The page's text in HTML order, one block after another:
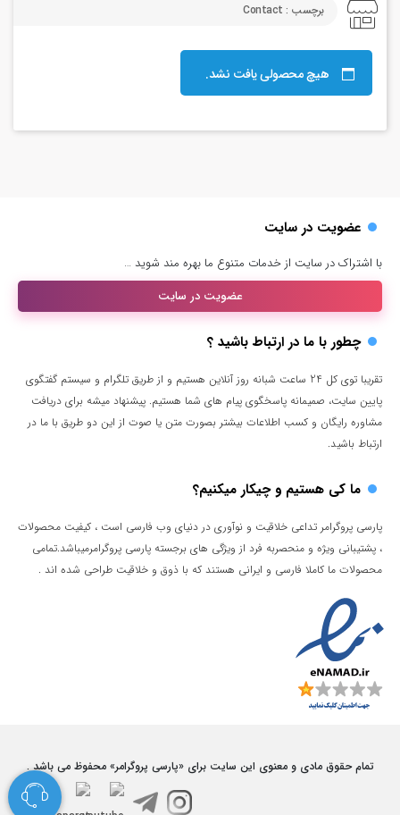
برچسب : Contact
هیچ محصولی یافت نشد.
عضویت در سایت
با اشتراک در سایت از خدمات متنوع ما بهره مند شوید …
عضویت در سایت
چطور با ما در ارتباط باشید ؟
تقریبا توی کل 24 ساعت شبانه روز آنلاین هستیم و از طریق تلگرام و سیستم گفتگوی
پایین سایت، صمیمانه پاسخگوی پیام های شما هستیم. پیشنهاد میشه برای دریافت
مشاوره رایگان و کسب اطلاعات بیشتر بصورت متن یا صوت از این دو طریق با ما در
ارتباط باشید.
ما کی هستیم و چیکار میکنیم؟
پارسی پروگرامر تداعی خلاقیت و نوآوری در دنیای وب فارسی است ، کیفیت محصولات
، پشتیبانی ویژه و منحصربه فرد از ویژگی های برجسته پارسی پروگرامرمیباشد.تمامی
محصولات ما کاملا فارسی و ایرانی هستند که با ذوق و خلاقیت طراحی شده اند .
تمام حقوق مادی و معنوی این سایت برای «پارسی پروگرامر» محفوظ می باشد .